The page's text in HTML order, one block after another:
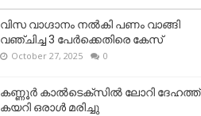
വിസ വാഗ്ദാനം നൽകി പണം വാങ്ങി
വഞ്ചിച്ച 3 പേർക്കെതിരെ കേസ്
October 27, 2025 0
കണ്ണൂര്‍ കാല്‍ടെക്‌സില്‍ ലോറി ദേഹത്ത്
കയറി ഒരാള്‍ മരിച്ചു